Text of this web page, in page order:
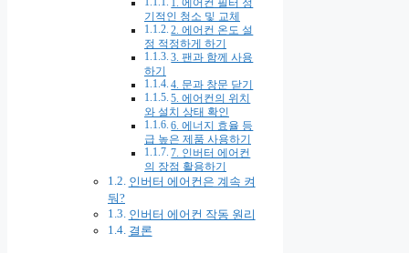
1. 에어컨 필터 정
기적인 청소 및 교체
2. 에어컨 온도 설
정 적정하게 하기
3. 팬과 함께 사용
하기
4. 문과 창문 닫기
5. 에어컨의 위치
와 설치 상태 확인
6. 에너지 효율 등
급 높은 제품 사용하기
7. 인버터 에어컨
의 장점 활용하기
인버터 에어컨은 계속 켜
둬?
인버터 에어컨 작동 원리
결론